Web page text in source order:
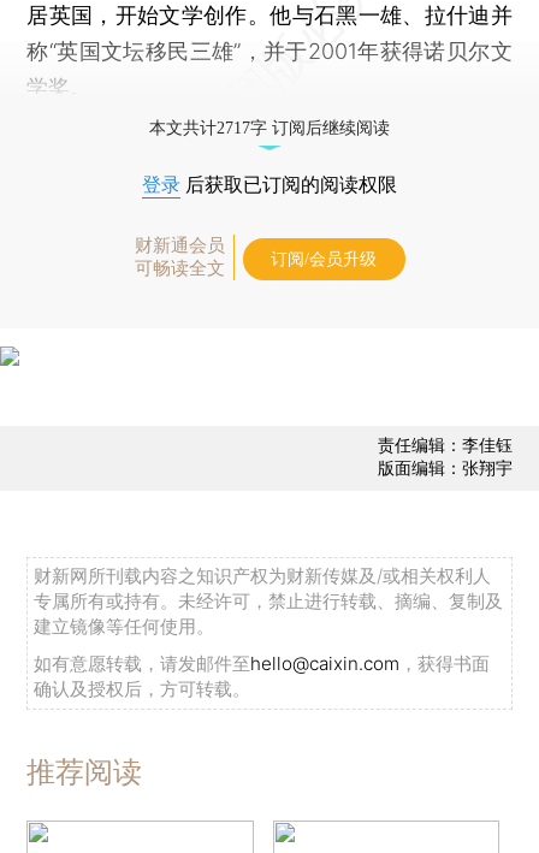
居英国，开始文学创作。他与石黑一雄、拉什迪并
称“英国文坛移民三雄”，并于2001年获得诺贝尔文
学奖。
本文共计2717字 订阅后继续阅读
登录 后获取已订阅的阅读权限
财新通会员
可畅读全文
订阅/会员升级
责任编辑：李佳钰
版面编辑：张翔宇
财新网所刊载内容之知识产权为财新传媒及/或相关权利人
专属所有或持有。未经许可，禁止进行转载、摘编、复制及
建立镜像等任何使用。
如有意愿转载，请发邮件至hello@caixin.com ，获得书面
确认及授权后，方可转载。
推荐阅读